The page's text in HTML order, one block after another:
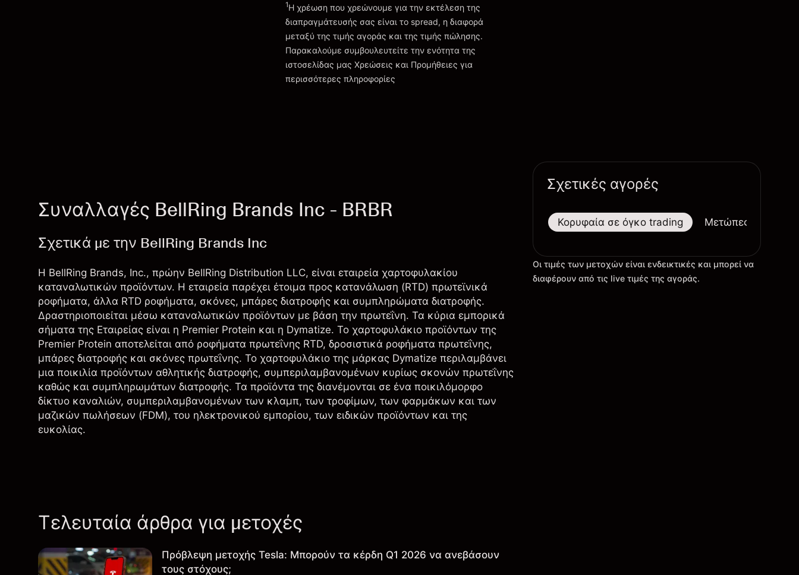
Χρεώσεις και Τέλη
1Η χρέωση που χρεώνουμε για την εκτέλεση της
διαπραγμάτευσής σας είναι το spread, η διαφορά
μεταξύ της τιμής αγοράς και της τιμής πώλησης.
Παρακαλούμε συμβουλευτείτε την ενότητα της
ιστοσελίδας μας Χρεώσεις και Προμήθειες για
περισσότερες πληροφορίες
Συναλλαγές BellRing Brands Inc - BRBR
Σχετικά με την BellRing Brands Inc
Η BellRing Brands, Inc., πρώην BellRing Distribution LLC, είναι εταιρεία χαρτοφυλακίου
καταναλωτικών προϊόντων. Η εταιρεία παρέχει έτοιμα προς κατανάλωση (RTD) πρωτεϊνικά
ροφήματα, άλλα RTD ροφήματα, σκόνες, μπάρες διατροφής και συμπληρώματα διατροφής.
Δραστηριοποιείται μέσω καταναλωτικών προϊόντων με βάση την πρωτεΐνη. Τα κύρια εμπορικά
σήματα της Εταιρείας είναι η Premier Protein και η Dymatize. Το χαρτοφυλάκιο προϊόντων της
Premier Protein αποτελείται από ροφήματα πρωτεΐνης RTD, δροσιστικά ροφήματα πρωτεΐνης,
μπάρες διατροφής και σκόνες πρωτεΐνης. Το χαρτοφυλάκιο της μάρκας Dymatize περιλαμβάνει
μια ποικιλία προϊόντων αθλητικής διατροφής, συμπεριλαμβανομένων κυρίως σκονών πρωτεΐνης
καθώς και συμπληρωμάτων διατροφής. Τα προϊόντα της διανέμονται σε ένα ποικιλόμορφο
δίκτυο καναλιών, συμπεριλαμβανομένων των κλαμπ, των τροφίμων, των φαρμάκων και των
μαζικών πωλήσεων (FDM), του ηλεκτρονικού εμπορίου, των ειδικών προϊόντων και της
ευκολίας.
Τελευταία άρθρα για μετοχές
Πρόβλεψη μετοχής Tesla: Μπορούν τα κέρδη Q1 2026 να ανεβάσουν
τους στόχους;
Σχετικές αγορές
Κορυφαία σε όγκο trading Μετώπες
Οι τιμές των μετοχών είναι ενδεικτικές και μπορεί να
διαφέρουν από τις live τιμές της αγοράς.